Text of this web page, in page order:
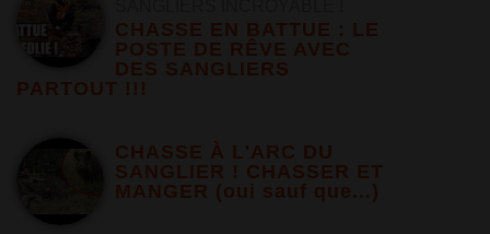
CHASSE EN BATTUE : LE
POSTE DE RÊVE AVEC
DES SANGLIERS
PARTOUT !!!
CHASSE À L'ARC DU
SANGLIER ! CHASSER ET
MANGER (oui sauf que...)